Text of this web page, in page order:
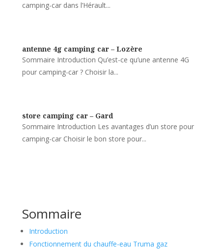
camping-car dans l’Hérault...
antenne 4g camping car – Lozère
Sommaire Introduction Qu’est-ce qu’une antenne 4G
pour camping-car ? Choisir la...
store camping car – Gard
Sommaire Introduction Les avantages d’un store pour
camping-car Choisir le bon store pour...
Sommaire
Introduction
Fonctionnement du chauffe-eau Truma gaz